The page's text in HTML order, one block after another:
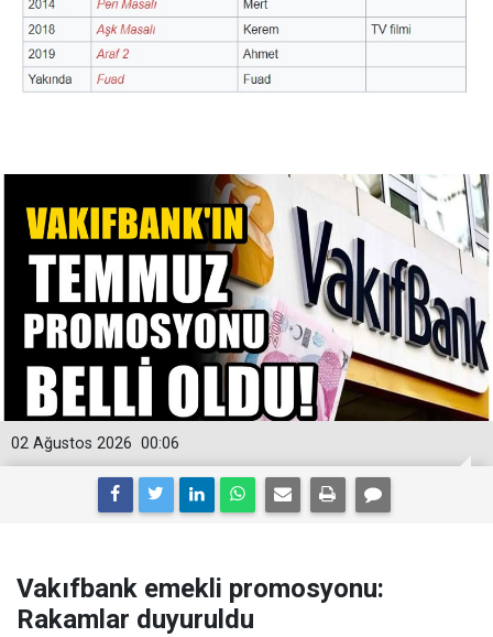
00:06
02 Ağustos 2026
Vakıfbank emekli promosyonu:
Rakamlar duyuruldu